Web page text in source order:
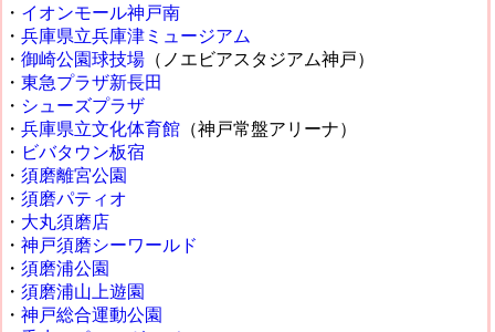
・ イオンモール神戸南
・ 兵庫県立兵庫津ミュージアム
・ 御崎公園球技場 （ノエビアスタジアム神戸）
・ 東急プラザ新長田
・ シューズプラザ
・ 兵庫県立文化体育館 （神戸常盤アリーナ）
・ ビバタウン板宿
・ 須磨離宮公園
・ 須磨パティオ
・ 大丸須磨店
・ 神戸須磨シーワールド
・ 須磨浦公園
・ 須磨浦山上遊園
・ 神戸総合運動公園